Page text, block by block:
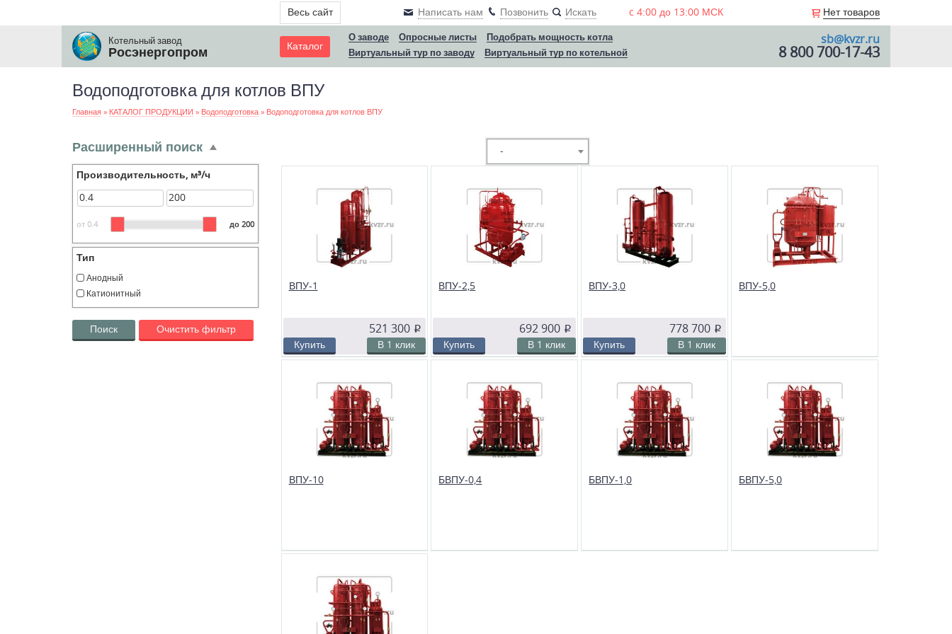
Весь сайт Написать нам Позвонить Искать c 4:00 до 13:00 МСК Нет товаров
Котельный завод
Росэнергопром Каталог
О заводе Опросные листы
Подобрать мощность котла
Виртуальный тур по заводу
Виртуальный тур по котельной
sb@kvzr.ru
8 800 700-17-43
Водоподготовка для котлов ВПУ
Главная » КАТАЛОГ ПРОДУКЦИИ » Водоподготовка » Водоподготовка для котлов ВПУ
Расширенный поиск
-
Производительность, м³/ч
от 0.4 до 200
Тип
Анодный
Катионитный
Поиск Очистить фильтр
ВПУ-1
521 300 p
Купить В 1 клик
Водоподготовительная установка
ВПУ-1,0. Предназначена для
осветления и умягчения воды в
отопительных и производственных
котельных. Состоит из 2-х фильтров
(осветлительного и катионитного),
бака-солерастворителя и насоса.
ВПУ-2,5
692 900 p
Купить В 1 клик
Водоподготовительная установка
ВПУ-2,5. Предназначена для
осветления и умягчения воды в
отопительных и производственных
котельных. Состоит из 2-х фильтров
(осветлительного и катионитного),
бака-солерастворителя и насоса.
ВПУ-3,0
778 700 p
Купить В 1 клик
Водоподготовительная установка
ВПУ-3,0. Предназначена для
осветления и умягчения воды в
отопительных и производственных
котельных. Состоит из одного
двухходового катионитного
противоточного фильтра, бака-
солерастворителя и насоса.
ВПУ-5,0
Водоподготовительная установка
ВПУ-5,0. Предназначена для
осветления и умягчения воды в
отопительных и производственных
котельных. Состоит из одного
двухходового катионитного
противоточного фильтра, бака-
солерастворителя и насоса.
ВПУ-10
Водоподготовительная установка
ВПУ-10. Предназначена для
осветления и умягчения воды в
котельных. Состоит из 2-х
параллельноточных фильтров,
БВПУ-0,4 БВПУ-1,0 БВПУ-5,0